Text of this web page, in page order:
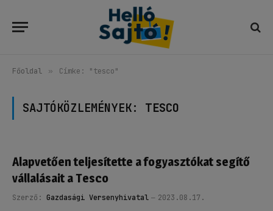
Főoldal » Címke: "tesco"
SAJTÓKÖZLEMÉNYEK: TESCO
Alapvetően teljesítette a fogyasztókat segítő
vállalásait a Tesco
Szerző: Gazdasági Versenyhivatal 2023.08.17.